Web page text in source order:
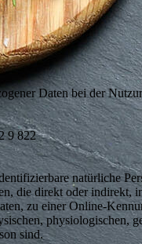
Daten bei der
9 822
natürliche
die direkt oder indirekt,
zu einer Online-
physiologischen,
sind.